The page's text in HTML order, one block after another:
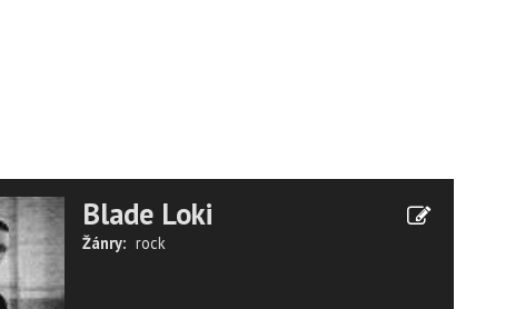
Blade Loki
Žánry: rock